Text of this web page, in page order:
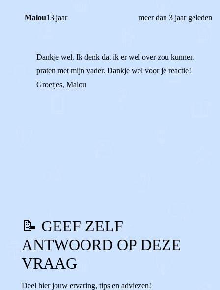
Malou13 jaar meer dan 3 jaar geleden
Dankje wel. Ik denk dat ik er wel over zou kunnen
praten met mijn vader. Dankje wel voor je reactie!
Groetjes, Malou
📝 GEEF ZELF
ANTWOORD OP DEZE
VRAAG
Deel hier jouw ervaring, tips en adviezen!